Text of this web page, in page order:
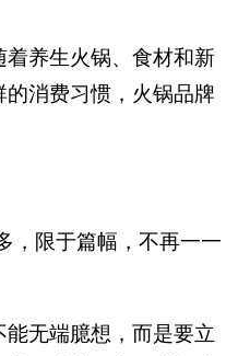
养生火锅、食材和新
消费习惯，火锅品牌
，限于篇幅，不再一一
无端臆想，而是要立